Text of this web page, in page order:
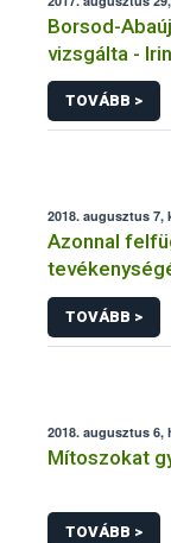
Borsod-
vizsgálta -
Kazinczbarcika
TOVÁBB >
2018. augusztus 7,
Azonnal
TOVÁBB >
2018. augusztus 6,
Mítoszokat
TOVÁBB >